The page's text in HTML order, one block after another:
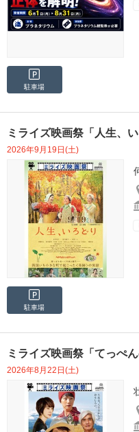
駐車場
ミライズ映画祭「人生、い
2026年9月19日(土)
駐車場
ミライズ映画祭「てっぺ
2026年8月22日(土)